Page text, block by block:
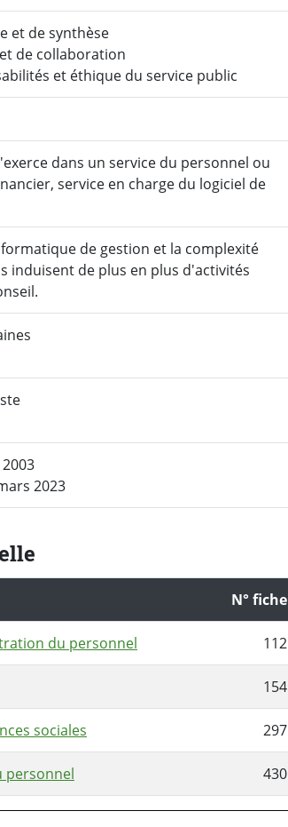
et de synthèse
de collaboration
et éthique du service public
dans un service du personnel ou
service en charge du logiciel de
de gestion et la complexité
induisent de plus en plus d'activités
2023
N° fiche
du personnel 112
154
sociales 297
personnel 430